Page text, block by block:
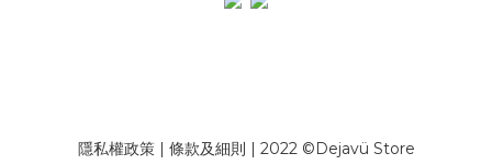
隱私權政策| 條款及細則 | 2022 ©Dejavü Store